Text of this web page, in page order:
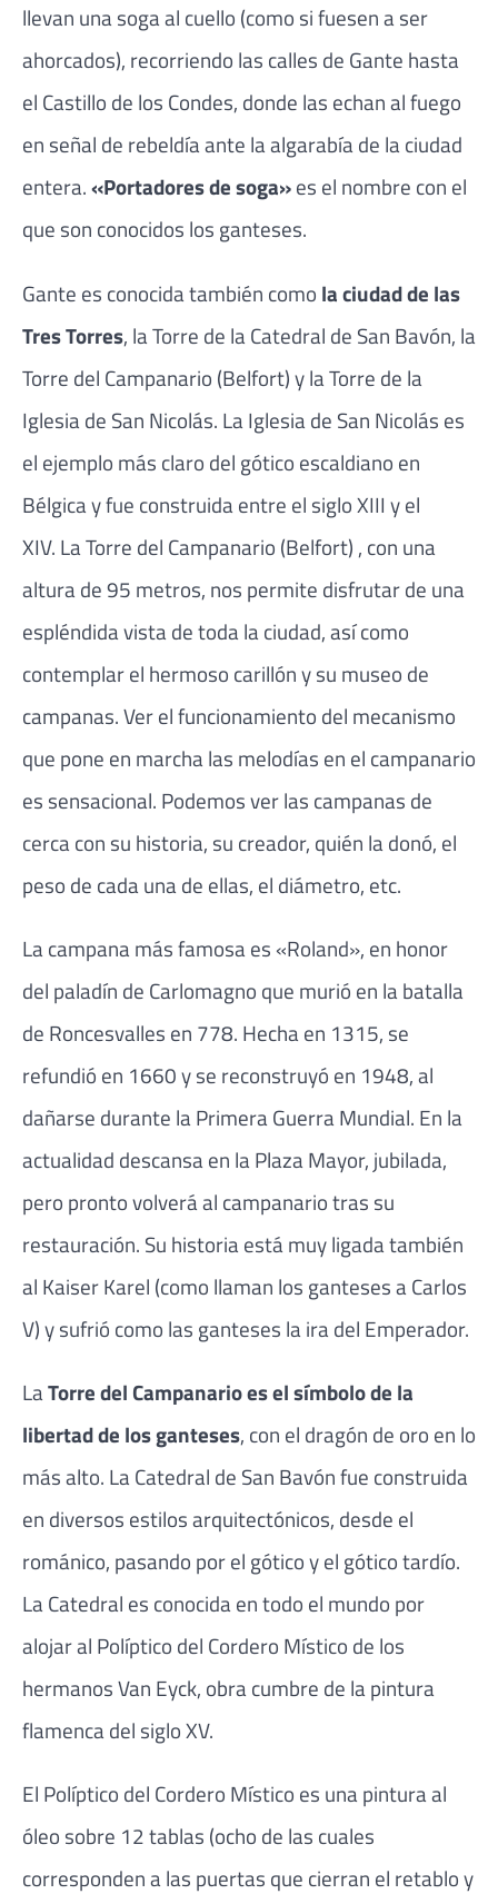
llevan una soga al cuello (como si fuesen a ser
ahorcados), recorriendo las calles de Gante hasta
el Castillo de los Condes, donde las echan al fuego
en señal de rebeldía ante la algarabía de la ciudad
entera.«Portadores de soga»es el nombre con el
que son conocidos los ganteses.
Gante es conocida también como la ciudad de las
Tres Torres, la Torre de la Catedral de San Bavón, la
Torre del Campanario (Belfort) y la Torre de la
Iglesia de San Nicolás. La Iglesia de San Nicolás es
el ejemplo más claro del gótico escaldiano en
Bélgica y fue construida entre el siglo XIII y el
XIV. La Torre del Campanario (Belfort) , con una
altura de 95 metros, nos permite disfrutar de una
espléndida vista de toda la ciudad, así como
contemplar el hermoso carillón y su museo de
campanas. Ver el funcionamiento del mecanismo
que pone en marcha las melodías en el campanario
es sensacional. Podemos ver las campanas de
cerca con su historia, su creador, quién la donó, el
peso de cada una de ellas, el diámetro, etc.
La campana más famosa es «Roland», en honor
del paladín de Carlomagno que murió en la batalla
de Roncesvalles en 778. Hecha en 1315, se
refundió en 1660 y se reconstruyó en 1948, al
dañarse durante la Primera Guerra Mundial. En la
actualidad descansa en la Plaza Mayor, jubilada,
pero pronto volverá al campanario tras su
restauración. Su historia está muy ligada también
al Kaiser Karel (como llaman los ganteses a Carlos
V) y sufrió como las ganteses la ira del Emperador.
LaTorre del Campanario es el símbolo de la
libertad de los ganteses, con el dragón de oro en lo
más alto. La Catedral de San Bavón fue construida
en diversos estilos arquitectónicos, desde el
románico, pasando por el gótico y el gótico tardío.
La Catedral es conocida en todo el mundo por
alojar al Políptico del Cordero Místico de los
hermanos Van Eyck, obra cumbre de la pintura
flamenca del siglo XV.
El Políptico del Cordero Místico es una pintura al
óleo sobre 12 tablas (ocho de las cuales
corresponden a las puertas que cierran el retablo y